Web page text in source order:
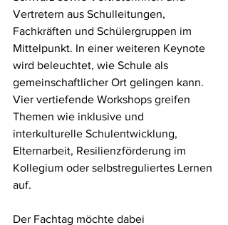
Vertretern aus Schulleitungen,
Fachkräften und Schülergruppen im
Mittelpunkt. In einer weiteren Keynote
wird beleuchtet, wie Schule als
gemeinschaftlicher Ort gelingen kann.
Vier vertiefende Workshops greifen
Themen wie inklusive und
interkulturelle Schulentwicklung,
Elternarbeit, Resilienzförderung im
Kollegium oder selbstreguliertes Lernen
auf.
Der Fachtag möchte dabei